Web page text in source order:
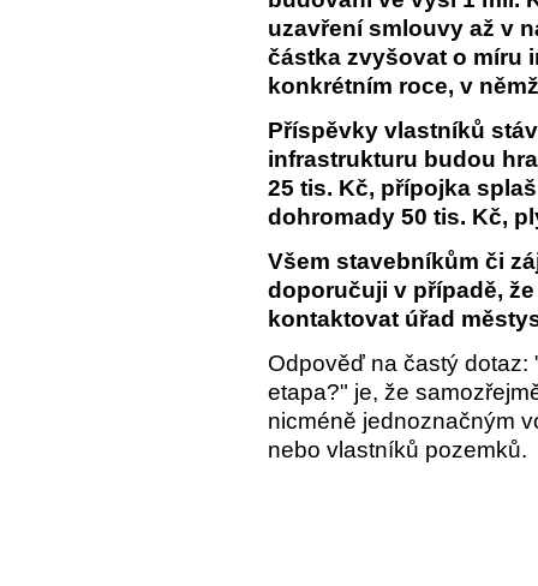
uzavření smlouvy až v
částka zvyšovat o míru
konkrétním roce, v
Příspěvky vlastníků
infrastrukturu budou
25 tis. Kč, přípojka
dohromady 50 tis. Kč,
Všem stavebníkům či
doporučuji v případě,
kontaktovat úřad
Odpověď na častý
etapa?" je, že
nicméně jednoznačným
nebo vlastníků pozemků.